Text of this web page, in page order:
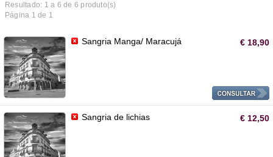
Resultado: 1 a 6 de 6 produto(s)
Página 1 de 1
Sangria Manga/ Maracujá € 18,90
Sangria de lichias € 12,50